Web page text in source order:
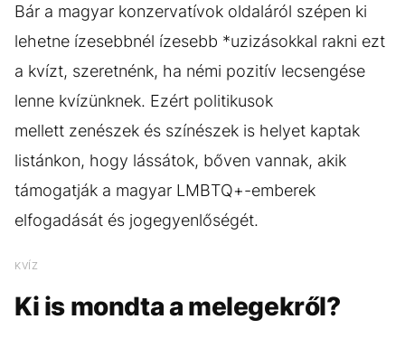
Bár a magyar konzervatívok oldaláról szépen ki
lehetne ízesebbnél ízesebb *uzizásokkal rakni ezt
a kvízt, szeretnénk, ha némi pozitív lecsengése
lenne kvízünknek. Ezért politikusok
mellett zenészek és színészek is helyet kaptak
listánkon, hogy lássátok, bőven vannak, akik
támogatják a magyar LMBTQ+-emberek
elfogadását és jogegyenlőségét.
KVÍZ
Ki is mondta a melegekről?